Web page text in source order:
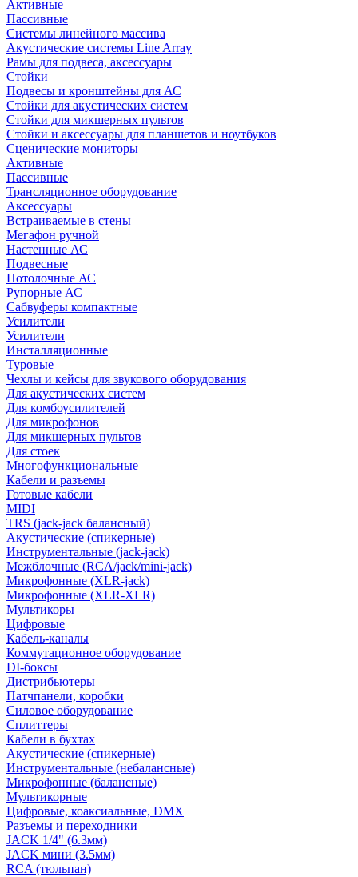
Активные
Пассивные
Системы линейного массива
Акустические системы Line Array
Рамы для подвеса, аксессуары
Стойки
Подвесы и кронштейны для АС
Стойки для акустических систем
Стойки для микшерных пультов
Стойки и аксессуары для планшетов и ноутбуков
Сценические мониторы
Активные
Пассивные
Трансляционное оборудование
Аксессуары
Встраиваемые в стены
Мегафон ручной
Настенные АС
Подвесные
Потолочные АС
Рупорные АС
Сабвуферы компактные
Усилители
Усилители
Инсталляционные
Туровые
Чехлы и кейсы для звукового оборудования
Для акустических систем
Для комбоусилителей
Для микрофонов
Для микшерных пультов
Для стоек
Многофункциональные
Кабели и разъемы
Готовые кабели
MIDI
TRS (jack-jack балансный)
Акустические (спикерные)
Инструментальные (jack-jack)
Межблочные (RCA/jack/mini-jack)
Микрофонные (XLR-jack)
Микрофонные (XLR-XLR)
Мультикоры
Цифровые
Кабель-каналы
Коммутационное оборудование
DI-боксы
Дистрибьютеры
Патчпанели, коробки
Силовое оборудование
Сплиттеры
Кабели в бухтах
Акустические (спикерные)
Инструментальные (небалансные)
Микрофонные (балансные)
Мультикорные
Цифровые, коаксиальные, DMX
Разъемы и переходники
JACK 1/4" (6.3мм)
JACK мини (3.5мм)
RCA (тюльпан)